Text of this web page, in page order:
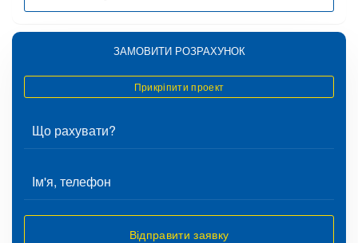
ЗАМОВИТИ РОЗРАХУНОК
Прикріпити проект
Відправити заявку